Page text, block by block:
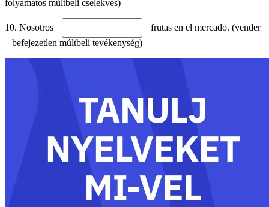
folyamatos múltbeli cselekvés)
10. Nosotros
frutas en el mercado. (vender
– befejezetlen múltbeli tevékenység)